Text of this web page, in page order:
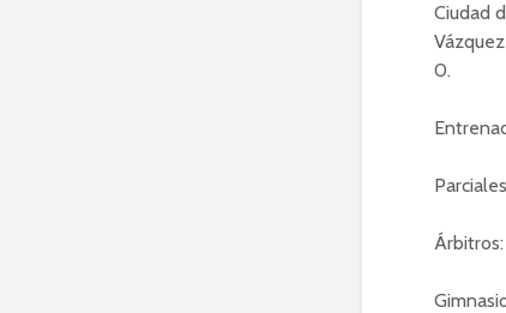
Ciudad
0.
Árbitros: